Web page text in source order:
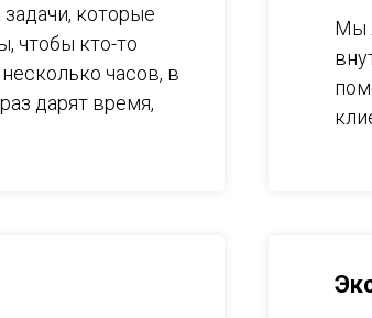
которые
чтобы кто-то
часов, в
дарят время,
Мы